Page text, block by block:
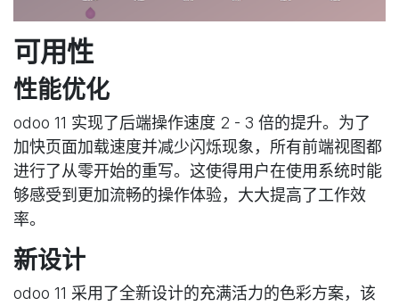
可用性
性能优化
odoo 11 实现了后端操作速度 2 - 3 倍的提升。为了
加快页面加载速度并减少闪烁现象，所有前端视图都
进行了从零开始的重写。这使得用户在使用系统时能
够感受到更加流畅的操作体验，大大提高了工作效
率。
新设计
odoo 11 采用了全新设计的充满活力的色彩方案，该